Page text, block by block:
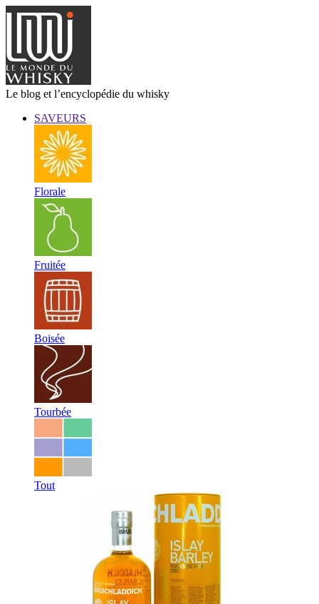
Le blog et l’encyclopédie du whisky
SAVEURS
Florale
Fruitée
Boisée
Tourbée
Tout